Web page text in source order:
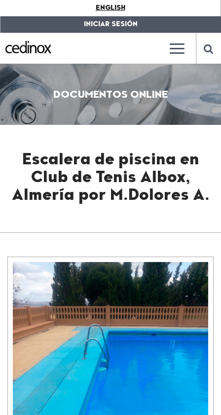
label.access.jump.content???
???
label.access.jump.header???
label.access.jump.footer???
???
label.access.jump.menu???
ENGLISH
INICIAR SESIÓN
???
???
DOCUMENTOS ONLINE
Escalera de piscina en
Club de Tenis Albox,
Almería por M.Dolores A.